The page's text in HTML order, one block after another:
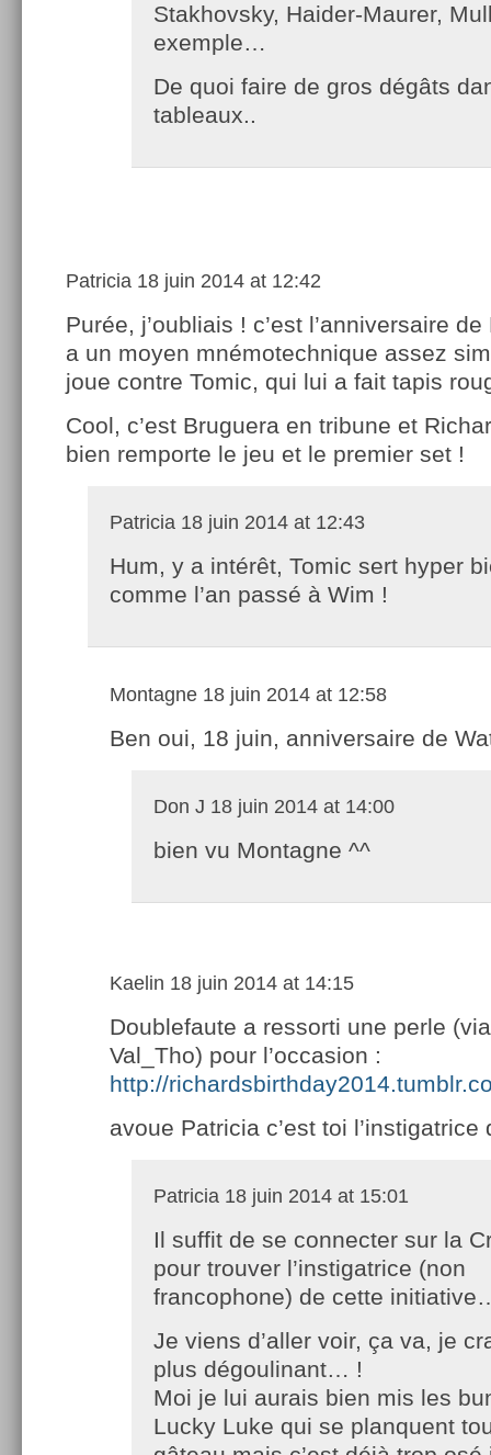
Stakhovsky, Haider-Maurer,
exemple…
De quoi faire de gros dégâts
tableaux..
Patricia 18 juin 2014 at 12:42
Purée, j’oubliais ! c’est l’anniversaire
a un moyen mnémotechnique assez
joue contre Tomic, qui lui a fait tapis
Cool, c’est Bruguera en tribune et
bien remporte le jeu et le premier set !
Patricia 18 juin 2014 at 12:43
Hum, y a intérêt, Tomic sert hyper
comme l’an passé à Wim !
Montagne 18 juin 2014 at 12:58
Ben oui, 18 juin, anniversaire de
Don J 18 juin 2014 at 14:00
bien vu Montagne ^^
Kaelin 18 juin 2014 at 14:15
Doublefaute a ressorti une perle (via
Val_Tho) pour l’occasion :
http://
avoue Patricia c’est toi l’instigatrice
Patricia 18 juin 2014 at 15:01
Il suffit de se connecter sur la
pour trouver l’instigatrice (non
francophone) de cette
Je viens d’aller voir, ça va, je
plus dégoulinant… !
Moi je lui aurais bien mis les
Lucky Luke qui se planquent